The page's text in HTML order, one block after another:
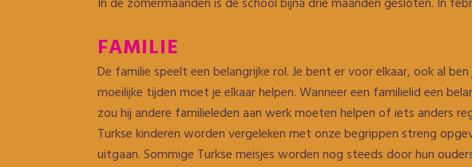
FAMILIE
De familie speelt een belangrijke rol. Je bent er voor elkaar, ook al
moeilijke tijden moet je elkaar helpen. Wanneer een familielid een
zou hij andere familieleden aan werk moeten helpen of iets anders
Turkse kinderen worden vergeleken met onze begrippen streng
uitgaan. Sommige Turkse meisjes worden nog steeds door hun